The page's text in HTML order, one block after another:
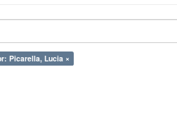
Picarella, Lucia ×